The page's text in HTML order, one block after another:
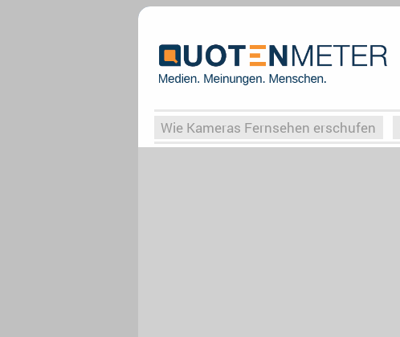
Wie Kameras Fernsehen erschufen